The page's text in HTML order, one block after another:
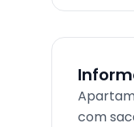
com